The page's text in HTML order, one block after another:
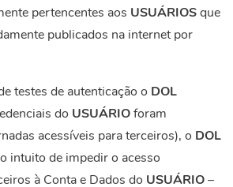
pertencentes aos USUÁRIOSque
publicados na internet por
testes de autenticação o DOL
do USUÁRIOforam
acessíveis para terceiros), o DOL
intuito de impedir o acesso
à Conta e Dados do USUÁRIO–